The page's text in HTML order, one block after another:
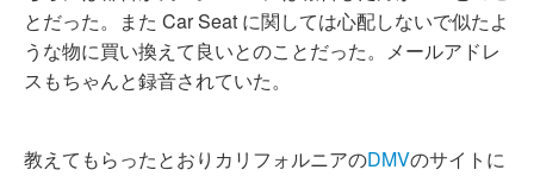
とだった。また Car Seat に関しては心配しないで似たよ
うな物に買い換えて良いとのことだった。メールアドレ
スもちゃんと録音されていた。
教えてもらったとおりカリフォルニアのDMVのサイトに